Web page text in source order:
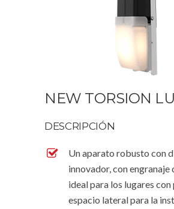
NEW TORSION
DESCRIPCIÓN
Un aparato robusto con
innovador, con engranaje
ideal para los lugares con
espacio lateral para la